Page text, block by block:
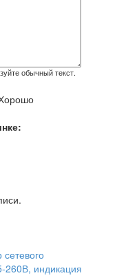
обычный текст.